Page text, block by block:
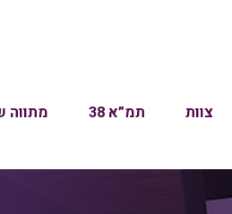
צוות תמ”א 38 מתווה